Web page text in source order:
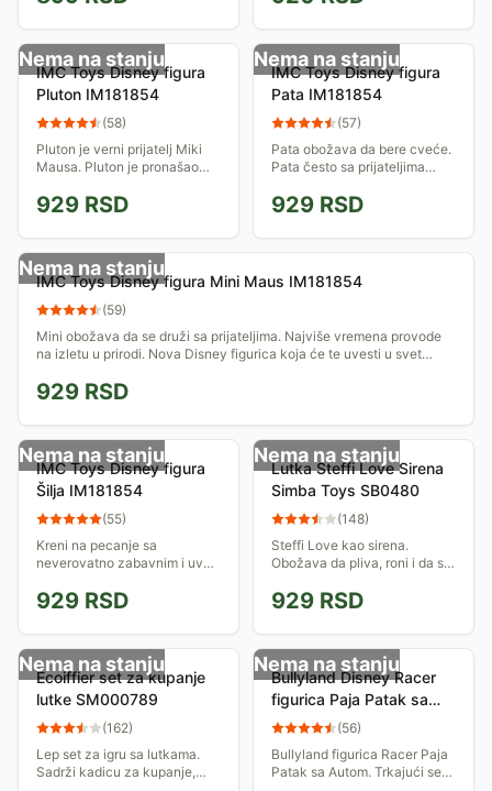
veoma voleo...
Nema na stanju
IMC Toys Disney figura
Pluton IM181854
(58)
Pluton je verni prijatelj Miki
Mausa. Pluton je pronašao
mesto gde može da je
929 RSD
Nema na stanju
IMC Toys Disney figura
Pata IM181854
(57)
Pata obožava da bere cveće.
Pata često sa prijateljima
blizini grada gde uživa u
929 RSD
Nema na stanju
IMC Toys Disney figura Mini Maus IM181854
(59)
Mini obožava da se druži sa prijateljima. Najviše vremena provode
na izletu u prirodi. Nova Disney figurica koja će te uvesti u svet
929 RSD
Nema na stanju
IMC Toys Disney figura
Šilja IM181854
(55)
Kreni na pecanje sa
neverovatno zabavnim i uvek
Pakovanje sadrži figuru Šilje i
929 RSD
Nema na stanju
Lutka Steffi Love Sirena
Simba Toys SB0480
(148)
Steffi Love kao sirena.
Obožava da pliva, roni i da se
stvorenjima...
929 RSD
Nema na stanju
Ecoiffier set za kupanje
lutke SM000789
(162)
Lep set za igru sa lutkama.
Sadrži kadicu za kupanje,
Nema na stanju
Bullyland Disney Racer
figurica Paja Patak sa
Autom 15460 F
(56)
Bullyland figurica Racer Paja
Patak sa Autom. Trkajući se